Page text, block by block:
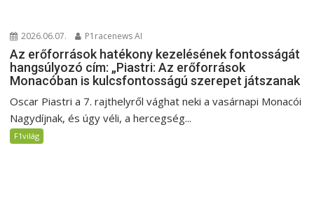
2026.06.07. P1racenews AI
Az erőforrások hatékony kezelésének fontosságát
hangsúlyozó cím: „Piastri: Az erőforrások
Monacóban is kulcsfontosságú szerepet játszanak
Oscar Piastri a 7. rajthelyről vághat neki a vasárnapi Monacói
Nagydíjnak, és úgy véli, a hercegség...
F1világ